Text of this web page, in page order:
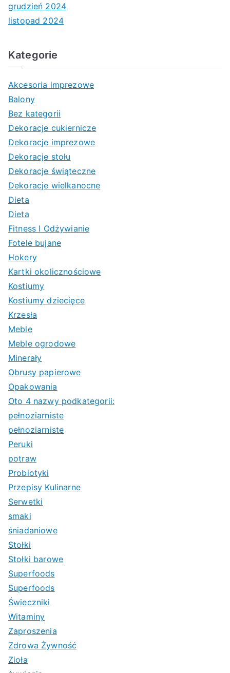
grudzień 2024
listopad 2024
Kategorie
Akcesoria imprezowe
Balony
Bez kategorii
Dekoracje cukiernicze
Dekoracje imprezowe
Dekoracje stołu
Dekoracje świąteczne
Dekoracje wielkanocne
Dieta
Dieta
Fitness I Odżywianie
Fotele bujane
Hokery
Kartki okolicznościowe
Kostiumy
Kostiumy dziecięce
Krzesła
Meble
Meble ogrodowe
Minerały
Obrusy papierowe
Opakowania
Oto 4 nazwy podkategorii:
pełnoziarniste
pełnoziarniste
Peruki
potraw
Probiotyki
Przepisy Kulinarne
Serwetki
smaki
śniadaniowe
Stołki
Stołki barowe
Superfoods
Superfoods
Świeczniki
Witaminy
Zaproszenia
Zdrowa Żywność
Zioła